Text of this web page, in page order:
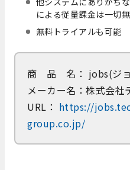
による従量課金は一切
無料トライアルも可能
商 品 名： jobs(ジ
メーカー名：株式会社
URL： https://
group.co.jp/